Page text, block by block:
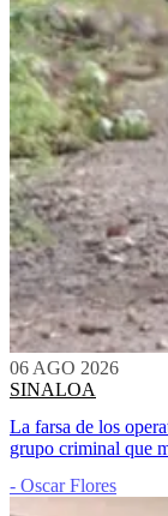
06 AGO 2026
SINALOA
La farsa de los
grupo criminal que
- Oscar Flores